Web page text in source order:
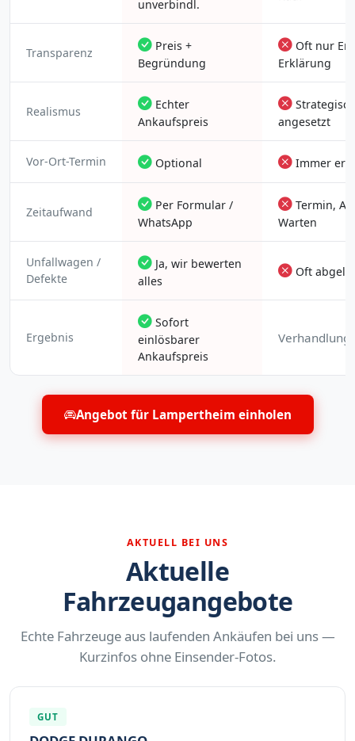
unverbindl.
Transparenz
Preis +
Begründung
Oft nur
Erklärung
Realismus
Echter
Ankaufspreis
angesetzt
Vor-Ort-Termin Optional Immer
Zeitaufwand
Per Formular /
WhatsApp
Termin,
Warten
Unfallwagen /
Defekte
Ja, wir bewerten
alles
Oft
Ergebnis
Sofort
einlösbarer
Ankaufspreis
Angebot für Lampertheim einholen
AKTUELL BEI UNS
Aktuelle
Fahrzeugangebote
Echte Fahrzeuge aus laufenden Ankäufen bei uns —
Kurzinfos ohne Einsender-Fotos.
GUT